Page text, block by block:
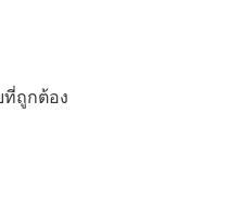
ถูกต้อง